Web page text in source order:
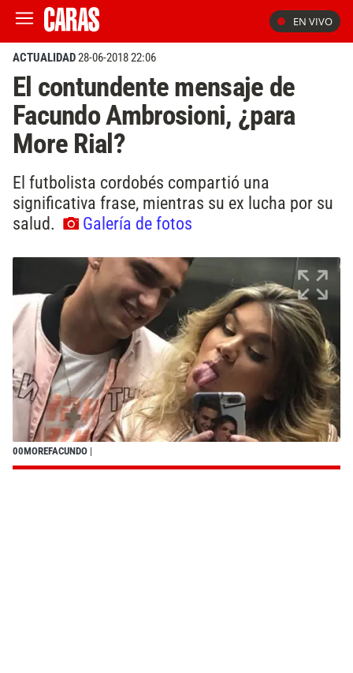
EN VIVO
ACTUALIDAD28-06-2018 22:06
El contundente mensaje de
Facundo Ambrosioni, ¿para
More Rial?
El futbolista cordobés compartió una
significativa frase, mientras su ex lucha por su
salud.
Galería de fotos
00MOREFACUNDO |